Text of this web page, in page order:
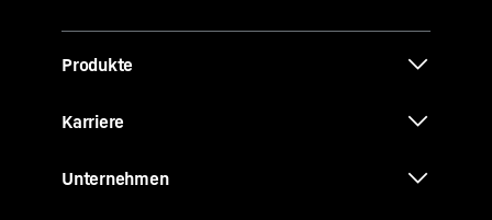
Produkte
Karriere
Unternehmen